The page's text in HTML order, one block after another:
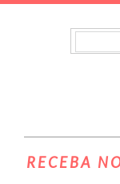
RECEBA